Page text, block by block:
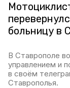
больницу в
В Ставрополе
управлением и
в своём
Ставрополья.